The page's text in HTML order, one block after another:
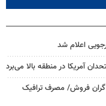
اعلام شد
آمریکا در منطقه بالا می‌برد
گران فروش/ مصرف ترافیک